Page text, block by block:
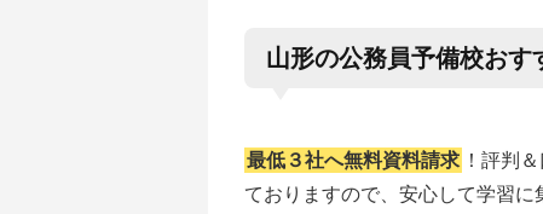
山形の公務員予備校おす
最低３社へ無料資料請求 ！評判
ておりますので、安心して学習に